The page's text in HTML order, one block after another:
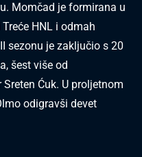
Momčad je formirana u
HNL i odmah
sezonu je zaključio s 20
šest više od
Ćuk. U proljetnom
odigravši devet